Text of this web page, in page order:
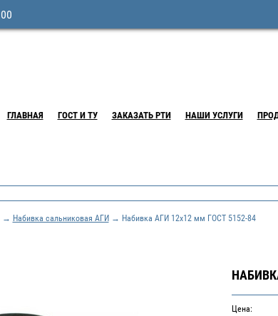
ГЛАВНАЯ ГОСТ И ТУ ЗАКАЗАТЬ РТИ НАШИ УСЛУГИ
→ Набивка сальниковая АГИ→ Набивка АГИ 12х12 мм ГОСТ 5152-84
Цена: